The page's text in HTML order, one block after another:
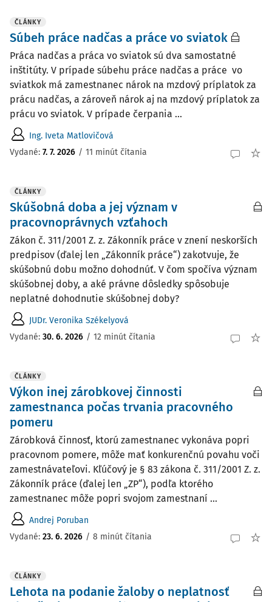
ČLÁNKY
Súbeh práce nadčas a práce vo sviatok
Práca nadčas a práca vo sviatok sú dva samostatné
inštitúty. V prípade súbehu práce nadčas a práce vo
sviatkok má zamestnanec nárok na mzdový príplatok za
prácu nadčas, a zároveň nárok aj na mzdový príplatok za
prácu vo sviatok. V prípade čerpania ...
Ing. Iveta Matlovičová
Vydané: 7. 7. 2026 / 11 minút čítania
ČLÁNKY
Skúšobná doba a jej význam v
pracovnoprávnych vzťahoch
Zákon č. 311/2001 Z. z. Zákonník práce v znení neskorších
predpisov (ďalej len „Zákonník práce“) zakotvuje, že
skúšobnú dobu možno dohodnúť. V čom spočíva význam
skúšobnej doby, a aké právne dôsledky spôsobuje
neplatné dohodnutie skúšobnej doby?
JUDr. Veronika Székelyová
Vydané: 30. 6. 2026 / 12 minút čítania
ČLÁNKY
Výkon inej zárobkovej činnosti
zamestnanca počas trvania pracovného
pomeru
Zárobková činnosť, ktorú zamestnanec vykonáva popri
pracovnom pomere, môže mať konkurenčnú povahu voči
zamestnávateľovi. Kľúčový je § 83 zákona č. 311/2001 Z. z.
Zákonník práce (ďalej len „ZP“), podľa ktorého
zamestnanec môže popri svojom zamestnaní ...
Andrej Poruban
Vydané: 23. 6. 2026 / 8 minút čítania
ČLÁNKY
Lehota na podanie žaloby o neplatnosť